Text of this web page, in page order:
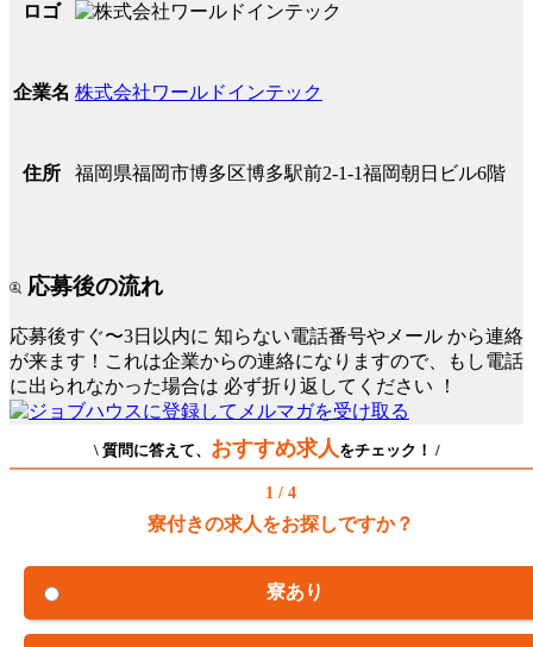
ロゴ
企業名 株式会社ワールドインテック
住所 福岡県福岡市博多区博多駅前2-1-1福岡朝日ビル6階
応募後の流れ
応募後すぐ〜3日以内に 知らない電話番号やメール から連絡
が来ます！これは企業からの連絡になりますので、もし電話
に出られなかった場合は 必ず折り返してください ！
\ 質問に答えて、 おすすめ求人 をチェック！ /
1 / 4
寮付きの求人をお探しですか？
寮あり